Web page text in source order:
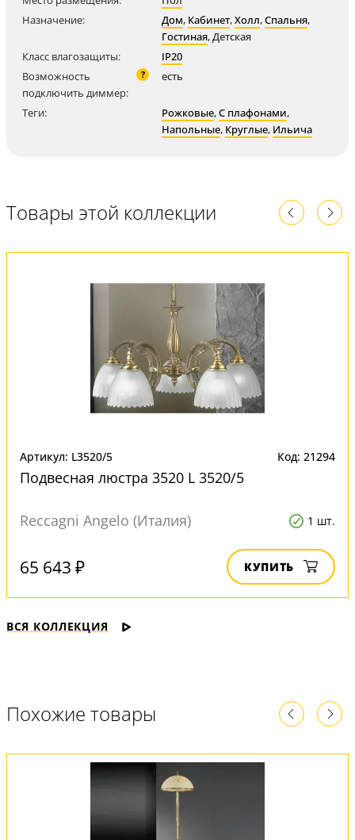
Назначение:
Дом, Кабинет,Холл,Спальня,
Гостиная,Детская
Класс влагозащиты:
IP20
Возможность
подключить диммер:
? есть
Теги: Рожковые,С плафонами,
Напольные, Круглые, Ильича
Товары этой коллекции
Артикул: L3520/5 Код: 21294
Подвесная люстра 3520 L 3520/5
Reccagni Angelo (Италия) 1 шт.
65 643 ₽ КУПИТЬ
ВСЯ КОЛЛЕКЦИЯ
Похожие товары